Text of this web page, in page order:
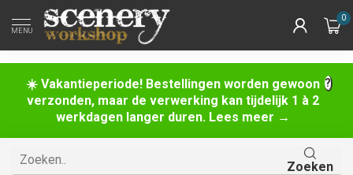
☀️ Vakantieperiode! Bestellingen worden gewoon
verzonden, maar de verwerking kan tijdelijk 1 à 2
werkdagen langer duren. Lees meer →
MENU
0
Zoeken